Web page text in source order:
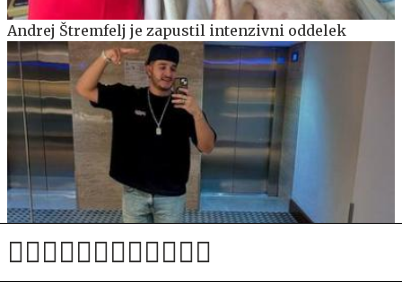
Andrej Štremfelj je zapustil intenzivni oddelek